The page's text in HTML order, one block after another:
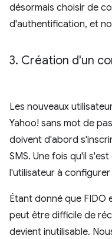
désormais choisir de
d'authentification, et
3. Création d'un
Les nouveaux
Yahoo! sans mot de
doivent d'abord
SMS. Une fois qu'il
l'utilisateur à
Étant donné que FIDO
peut être difficile de
devient inutilisable.